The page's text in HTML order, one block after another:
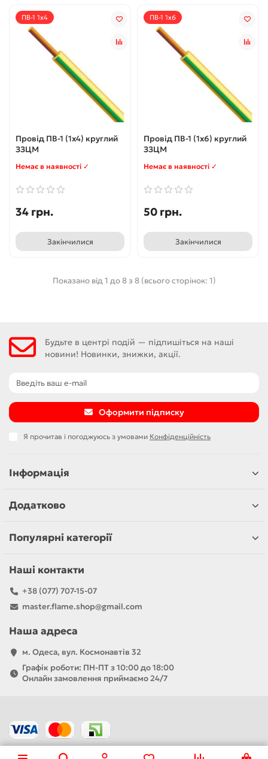
ПВ-1 1x4
Провід ПВ-1 (1x4) круглий
ЗЗЦМ
Немає в наявності ✓
34 грн.
Закінчилися
ПВ-1 1x6
Провід ПВ-1 (1x6) круглий
ЗЗЦМ
Немає в наявності ✓
50 грн.
Закінчилися
Показано від 1 до 8 з 8 (всього сторінок: 1)
Будьте в центрі подій — підпишіться на наші
новини! Новинки, знижки, акції.
Оформити підписку
Я прочитав і погоджуюсь з умовами Конфіденційність
Інформація
Додатково
Популярні категорії
Наші контакти
+38 (077) 707-15-07
master.flame.shop@gmail.com
Наша адреса
м. Одеса, вул. Космонавтів 32
Графік роботи: ПН-ПТ з 10:00 до 18:00
Онлайн замовлення приймаємо 24/7